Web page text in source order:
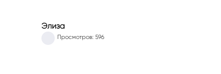
Элиза
Просмотров: 596